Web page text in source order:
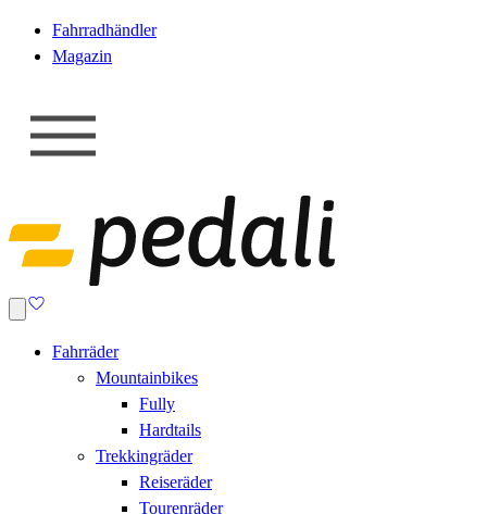
Fahrradhändler
Magazin
Fahrräder
Mountainbikes
Fully
Hardtails
Trekkingräder
Reiseräder
Tourenräder